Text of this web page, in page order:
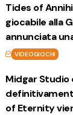
Tides of
giocabile alla
annunciata
VIDEOGIOCHI
Midgar Studio
of Eternity